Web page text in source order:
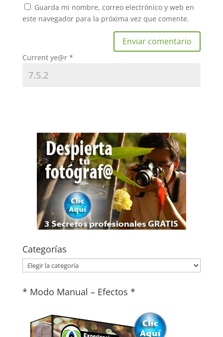
Guarda mi nombre, correo electrónico y web en
este navegador para la próxima vez que comente.
Current ye@r *
Categorías
Categorías
* Modo Manual – Efectos *